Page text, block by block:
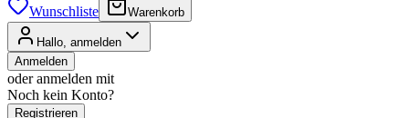
Wunschliste Warenkorb
Hallo, anmelden
Anmelden
oder anmelden mit
Noch kein Konto?
Registrieren